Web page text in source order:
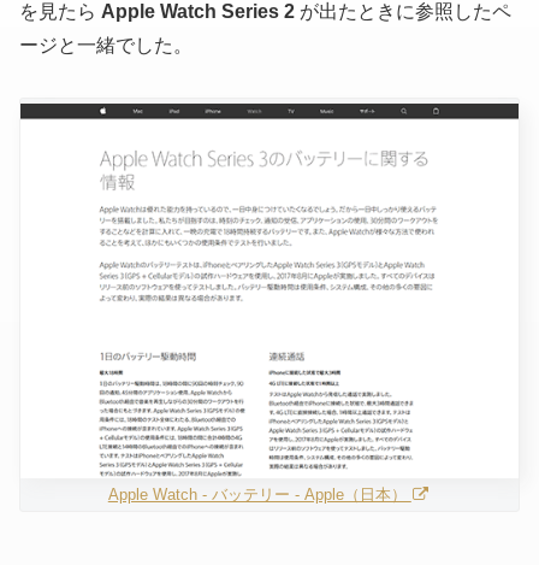
を見たら Apple Watch Series 2 が出たときに参照したペ
ージと一緒でした。
Apple Watch - バッテリー - Apple（日本）